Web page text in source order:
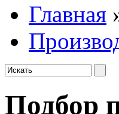
Главная
Подбор